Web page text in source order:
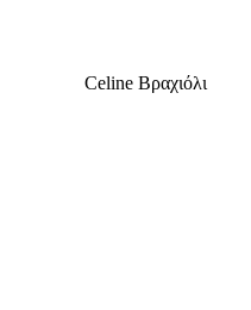
Celine Βραχιόλι